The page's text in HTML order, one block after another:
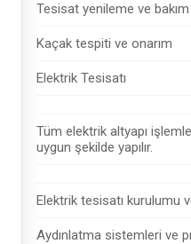
Tesisat yenileme ve
Kaçak tespiti ve onarım
Elektrik Tesisatı
Tüm elektrik altyapı
uygun şekilde yapılır.
Elektrik tesisatı kurulumu
Aydınlatma sistemleri ve